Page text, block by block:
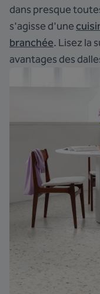
dans presque
s'agisse d'une
branchée. Lisez la
avantages des